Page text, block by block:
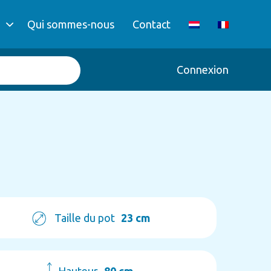
Qui sommes-nous Contact
Connexion
Taille du pot 23 cm